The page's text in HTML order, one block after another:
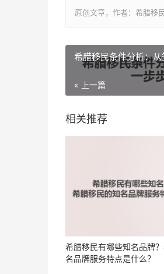
原创文章，作者：希腊
希腊移民条件分析：从
« 上一篇
相关推荐
希腊移民有哪些知名品牌
名品牌服务特点是什么？